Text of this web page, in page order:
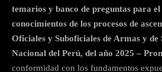
temarios y banco de preguntas para el
conocimientos de los procesos de
Oficiales y Suboficiales de Armas y de
Nacional del Perú, del año 2025 –
conformidad con los fundamentos